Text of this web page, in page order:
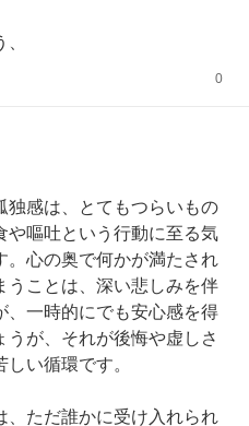
0
独感は、とてもつらいもの
や嘔吐という行動に至る気
。心の奥で何かが満たされ
うことは、深い悲しみを伴
、一時的にでも安心感を得
うが、それが後悔や虚しさ
い循環です。
、ただ誰かに受け入れられ